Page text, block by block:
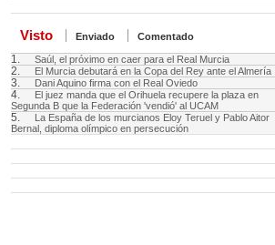
Visto Enviado Comentado
1.
Saúl, el próximo en caer para el Real Murcia
2.
El Murcia debutará en la Copa del Rey ante el Almería
3.
Dani Aquino firma con el Real Oviedo
4.
El juez manda que el Orihuela recupere la plaza en
Segunda B que la Federación 'vendió' al UCAM
5.
La España de los murcianos Eloy Teruel y Pablo Aitor
Bernal, diploma olímpico en persecución